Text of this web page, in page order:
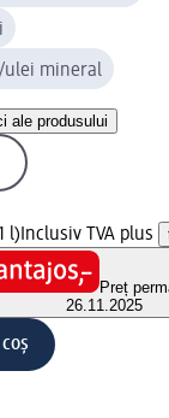
ulei mineral
ale produsului
l) Inclusiv TVA plus
Preț
26.11.2025